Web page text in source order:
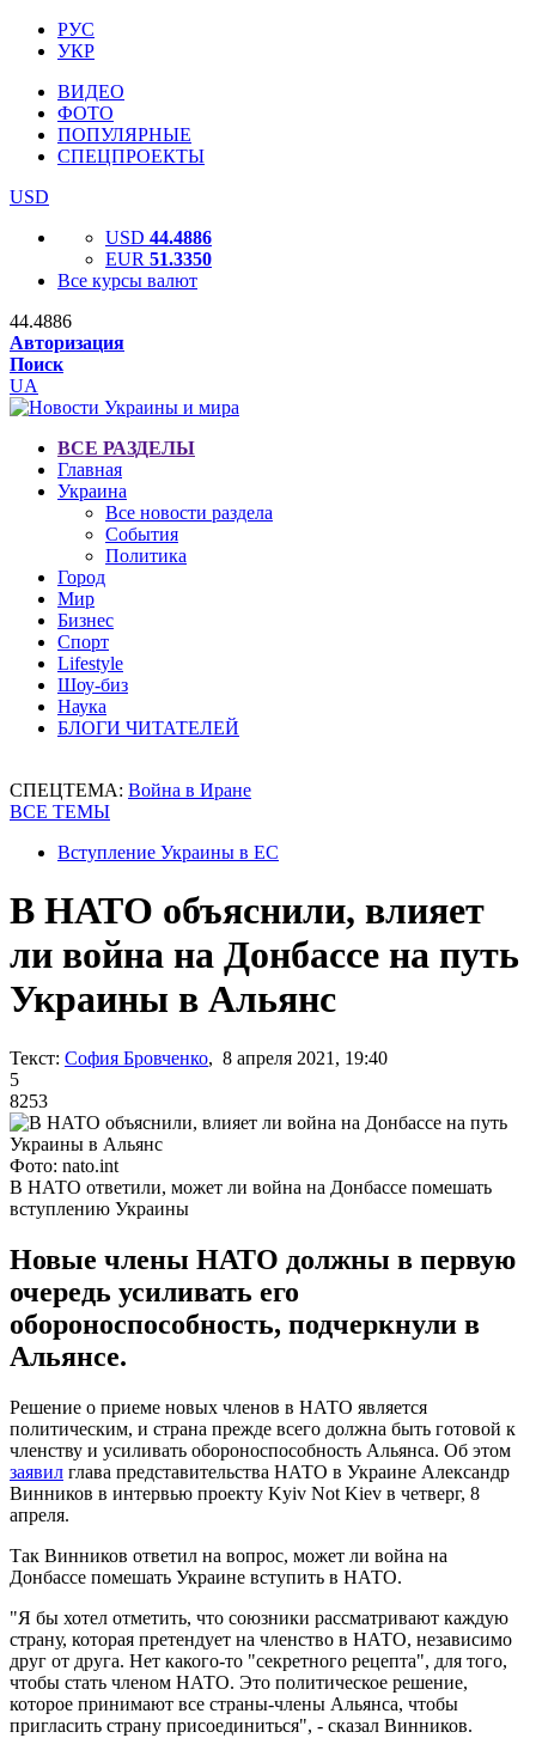
РУС
УКР
ВИДЕО
ФОТО
ПОПУЛЯРНЫЕ
СПЕЦПРОЕКТЫ
USD
USD 44.4886
EUR 51.3350
Все курсы валют
44.4886
Авторизация
Поиск
UA
ВСЕ РАЗДЕЛЫ
Главная
Украина
Все новости раздела
События
Политика
Город
Мир
Бизнес
Спорт
Lifestyle
Шоу-биз
Наука
БЛОГИ ЧИТАТЕЛЕЙ
СПЕЦТЕМА: Война в Иране
ВСЕ ТЕМЫ
Вступление Украины в ЕС
В НАТО объяснили, влияет
ли война на Донбассе на путь
Украины в Альянс
Текст: София Бровченко, 8 апреля 2021, 19:40
5
8253
Фото: nato.int
В НАТО ответили, может ли война на Донбассе помешать
вступлению Украины
Новые члены НАТО должны в первую
очередь усиливать его
обороноспособность, подчеркнули в
Альянсе.
Решение о приеме новых членов в НАТО является
политическим, и страна прежде всего должна быть готовой к
членству и усиливать обороноспособность Альянса. Об этом
заявил глава представительства НАТО в Украине Александр
Винников в интервью проекту Kyiv Not Kiev в четверг, 8
апреля.
Так Винников ответил на вопрос, может ли война на
Донбассе помешать Украине вступить в НАТО.
"Я бы хотел отметить, что союзники рассматривают каждую
страну, которая претендует на членство в НАТО, независимо
друг от друга. Нет какого-то "секретного рецепта", для того,
чтобы стать членом НАТО. Это политическое решение,
которое принимают все страны-члены Альянса, чтобы
пригласить страну присоединиться", - сказал Винников.